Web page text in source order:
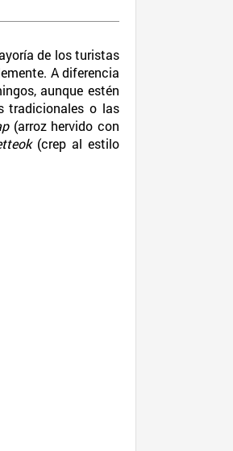
de los turistas
A diferencia
aunque estén
tradicionales o las
(arroz hervido con
(crep al estilo